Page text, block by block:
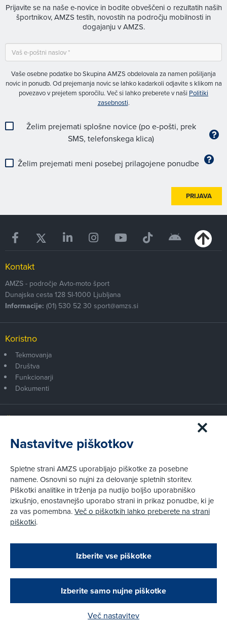
Zapri
Podarjamo vam 10 €!
Obstoječi in novi AMZS člani, ki boste v AMZS
opravili registracijo vozila, boste prejeli
vrednostno darilno kartico z dobroimetjem v višini
Kako do darila?
Prijavite se na naše e-novice in bodite obveščeni o rezultatih naših
športnikov, AMZS testih, novostih na področju mobilnosti in
dogajanju v AMZS.
Vaše osebne podatke bo Skupina AMZS obdelovala za namen pošiljanja
novic in ponudb. Od prejemanja novic se lahko kadarkoli odjavite s klikom na
povezavo v prejetem sporočilu. Več si lahko preberete v naši Politiki
zasebnosti.
Želim prejemati splošne novice (po e-pošti, prek
SMS, telefonskega klica)
Želim prejemati meni posebej prilagojene ponudbe
PRIJAVA
Kontakt
AMZS - področje Avto-moto šport
Dunajska cesta 128 SI-1000 Ljubljana
Informacije: (01) 530 52 30 sport@amzs.si
Koristno
Tekmovanja
Društva
Funkcionarji
Dokumenti
Postanite član AMZS
Zakaj (p)ostati član?
Kako vam pomagamo
Pravni vidiki
Piškotki
Pravno obvestilo
Pri spletni včlanitvi so podprta naslednja plačilna sredstva:
Nastavitve piškotkov
Spletne strani AMZS uporabljajo piškotke za posebne
namene. Osnovni so nujni za delovanje spletnih storitev.
Piškotki analitike in trženja pa nudijo boljšo uporabniško
izkušnjo, enostavnejšo uporabo strani in prikaz ponudbe, ki je
za vas pomembna.Več o piškotkih lahko preberete na strani
piškotki.
Izberite vse piškotke
Izberite samo nujne piškotke
Več nastavitev